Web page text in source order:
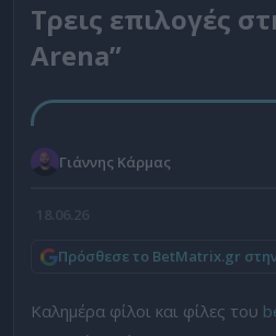
Τρεις επιλογές
Arena”
Γιάννης Κάρμας
18.06.26
Πρόσθεσε το BetMatrix.gr
Καλημέρα φίλοι και φίλες του